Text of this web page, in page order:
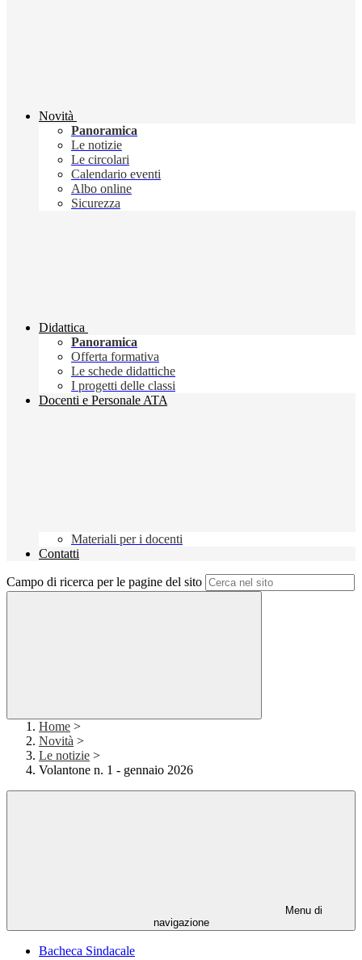
Novità
Panoramica
Le notizie
Le circolari
Calendario eventi
Albo online
Sicurezza
Didattica
Panoramica
Offerta formativa
Le schede didattiche
I progetti delle classi
Docenti e Personale ATA
Materiali per i docenti
Contatti
Campo di ricerca per le pagine del sito
Home >
Novità >
Le notizie >
Volantone n. 1 - gennaio 2026
Menu di
navigazione
Bacheca Sindacale